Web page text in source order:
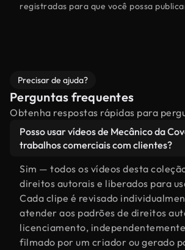
registradas para que você possa
Precisar de ajuda?
Perguntas frequentes
Obtenha respostas rápidas para
Posso usar vídeos de Mecânico da
trabalhos comerciais com clientes?
Sim — todos os vídeos desta
direitos autorais e liberados para
Cada clipe é revisado
atender aos padrões de direitos
licenciamento,
filmado por um criador ou gerado